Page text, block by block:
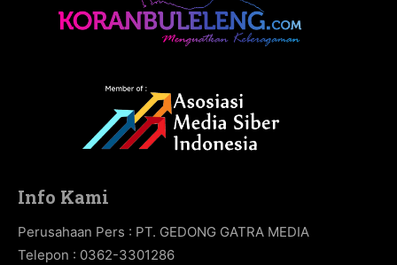
Info Kami
Perusahaan Pers : PT. GEDONG GATRA MEDIA
Telepon : 0362-3301286